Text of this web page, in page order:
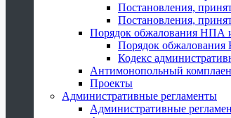
Постановления,
Постановления,
Порядок обжалования НПА
Порядок
Кодекс
Антимонопольный
Проекты
Административные регламенты
Административные